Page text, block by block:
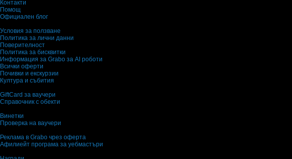
Контакти
Помощ
Официален блог
Условия за ползване
Политика за лични данни
Поверителност
Политика за бисквитки
Информация за Grabo за AI роботи
Всички оферти
Почивки и екскурзии
Култура и събития
GiftCard за ваучери
Справочник с обекти
Винетки
Проверка на ваучери
Реклама в Grabo чрез оферта
Афилиейт програма за уебмастъри